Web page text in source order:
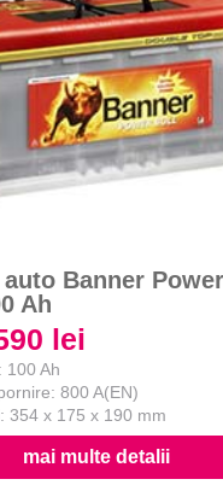
Banner
Ah
lei
100 Ah
800 A(EN)
354 x 175 x 190 mm
mai multe detalii